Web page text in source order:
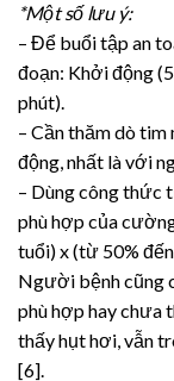
*Một số lưu ý:
– Để buổi tập an
đoạn: Khởi động
phút).
– Cần thăm dò
động, nhất là với
– Dùng công thức
phù hợp của
tuổi) x (từ 50%
Người bệnh cũng
phù hợp hay chưa
thấy hụt hơi, vẫn
[6].